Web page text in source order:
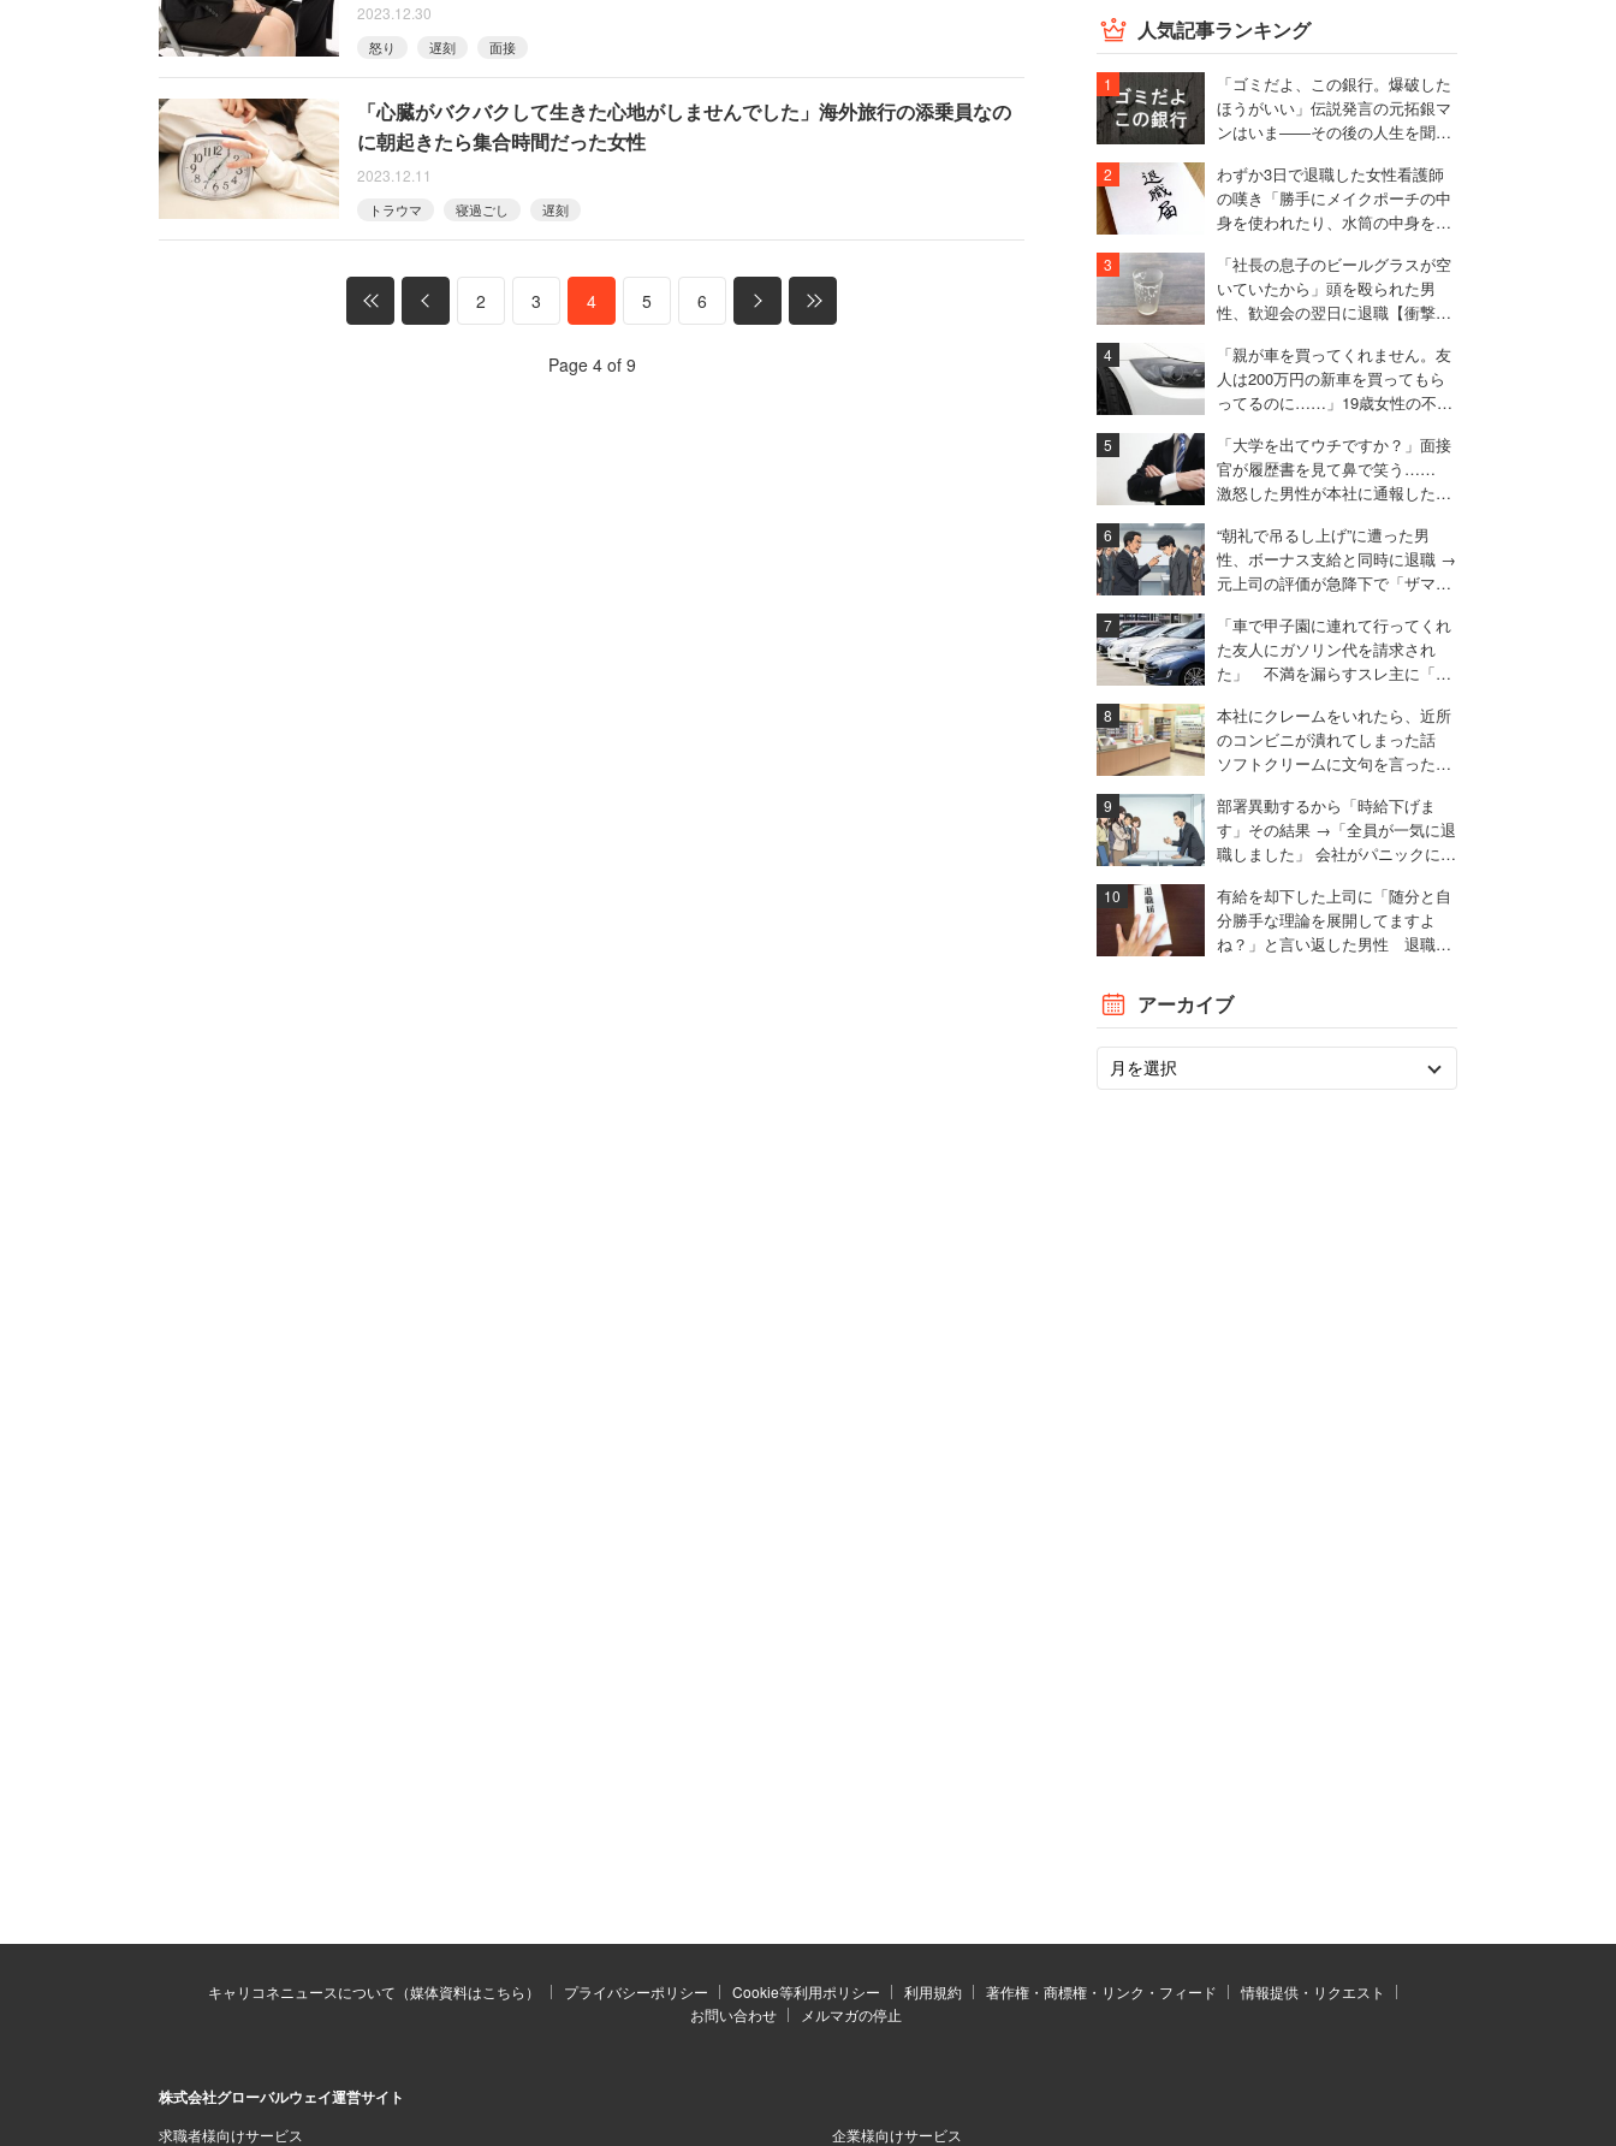
2023.12.30
怒り 遅刻 面接
「心臓がバクバクして生きた心地がしませんでした」海外旅行の添乗員なの
に朝起きたら集合時間だった女性
2023.12.11
トラウマ 寝過ごし 遅刻
2 3 4 5 6
Page 4 of 9
人気記事ランキング
「ゴミだよ、この銀行。爆破した
ほうがいい」伝説発言の元拓銀マ
ンはいま――その後の人生を聞い
わずか3日で退職した女性看護師
の嘆き「勝手にメイクポーチの中
身を使われたり、水筒の中身を捨
「社長の息子のビールグラスが空
いていたから」頭を殴られた男
性、歓迎会の翌日に退職【衝撃エ
「親が車を買ってくれません。友
人は200万円の新車を買ってもら
ってるのに……」19歳女性の不満
「大学を出てウチですか？」面接
官が履歴書を見て鼻で笑う……
激怒した男性が本社に通報した結
“朝礼で吊るし上げ”に遭った男
性、ボーナス支給と同時に退職 →
元上司の評価が急降下で「ザマア
「車で甲子園に連れて行ってくれ
た友人にガソリン代を請求され
た」 不満を漏らすスレ主に「言
本社にクレームをいれたら、近所
のコンビニが潰れてしまった話
ソフトクリームに文句を言ったと
部署異動するから「時給下げま
す」その結果 →「全員が一気に退
職しました」 会社がパニックに陥
有給を却下した上司に「随分と自
分勝手な理論を展開してますよ
ね？」と言い返した男性 退職届
アーカイブ
キャリコネニュースについて（媒体資料はこちら） プライバシーポリシー Cookie等利用ポリシー 利用規約 著作権・商標権・リンク・フィード
情報提供・リクエスト
お問い合わせ
メルマガの停止
株式会社グローバルウェイ運営サイト
求職者様向けサービス 企業様向けサービス